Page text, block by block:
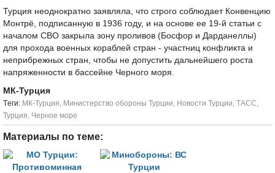
Турция неоднократно заявляла, что строго соблюдает Конвенцию
Монтрё, подписанную в 1936 году, и на основе ее 19-й статьи с
началом СВО закрыла зону проливов (Босфор и Дарданеллы)
для прохода военных кораблей стран - участниц конфликта и
неприбрежных стран, чтобы не допустить дальнейшего роста
напряженности в бассейне Черного моря.
МК-Турция
Tеги: МК-Турция, Министерство обороны Турции, Новости Турции, ТАСС,
Турция, Черное море
Материалы по теме: